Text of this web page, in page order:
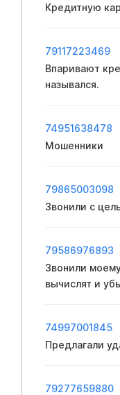
Кредитную
79117223469
Впаривают
назывался.
74951638478
Мошенники
79865003098
Звонили с
79586976893
Звонили
вычислят и
74997001845
Предлагали
79277659880